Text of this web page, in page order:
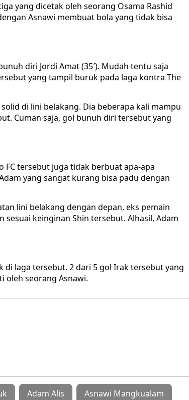
yang dicetak oleh seorang Osama Rashid
Asnawi membuat bola yang tidak bisa
diri Jordi Amat (35′). Mudah tentu saja
yang tampil buruk pada laga kontra The
di lini belakang. Dia beberapa kali mampu
Cuman saja, gol bunuh diri tersebut yang
tersebut juga tidak berbuat apa-apa
yang sangat kurang bisa padu dengan
lini belakang dengan depan, eks pemain
keinginan Shin tersebut. Alhasil, Adam
di laga tersebut. 2 dari 5 gol Irak tersebut yang
oleh seorang Asnawi.
Adam Alis Asnawi Mangkualam